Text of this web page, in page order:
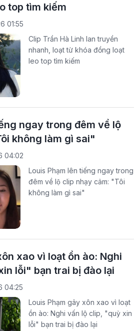
top tìm kiếm
01:55
Clip Trần Hà Linh lan truyền
nhanh, loạt từ khóa đồng loạt
leo top tìm kiếm
ngay trong đêm về lộ
không làm gì sai"
04:02
Louis Phạm lên tiếng ngay trong
đêm về lộ clip nhạy cảm: "Tôi
không làm gì sai"
xao vì loạt ồn ào: Nghi
lỗi" bạn trai bị đào lại
04:25
Louis Phạm gây xôn xao vì loạt
ồn ào: Nghi vấn lộ clip, "quỳ xin
lỗi" bạn trai bị đào lại